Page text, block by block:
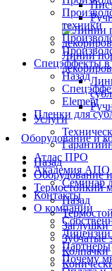
Линии
Услуги
Атлас ПРО
Академия АПО
Семинар
Контакты
О компании
Лицензии
Партнеры
Почему
техники
Спецэффекты в
Назад
Element
Пленки для
Оборудование и
Назад
Оборудование
Термостойкий
Назад
Заглушки
Зубчатые
Колпачки